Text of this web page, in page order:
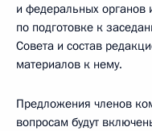
и федеральных органов
по подготовке к
Совета и состав
материалов к нему.
Предложения членов
вопросам будут